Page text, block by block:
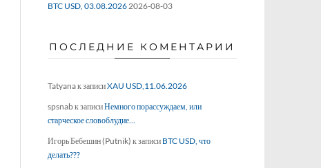
BTC USD, 03.08.20262026-08-03
ПОСЛЕДНИЕ КОМЕНТАРИИ
Tatyanaк записиXAU USD,11.06.2026
spsnabк записиНемного порассуждаем, или
старческое словоблудие…
Игорь Бебешин (Putnik) к записи BTC USD, что
делать???